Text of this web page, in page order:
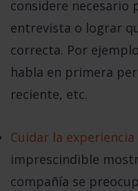
considere necesario
entrevista o lograr
correcta. Por
habla en primera
reciente, etc.
Cuidar la
imprescindible
compañía se